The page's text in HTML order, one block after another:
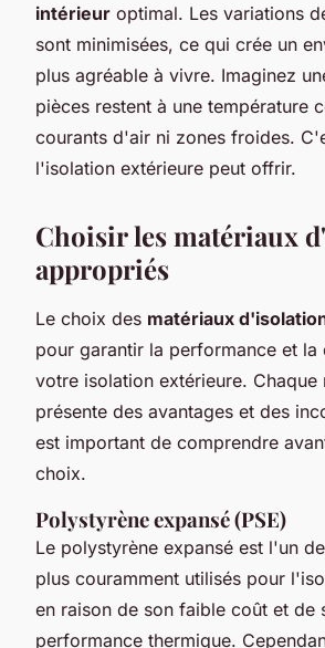
intérieur optimal. Les variations
sont minimisées, ce qui crée un
plus agréable à vivre. Imaginez
pièces restent à une température
courants d'air ni zones froides.
l'isolation extérieure peut offrir.
Choisir les matériaux
appropriés
Le choix des matériaux
pour garantir la performance et la
votre isolation extérieure. Chaque
présente des avantages et des
est important de comprendre
choix.
Polystyrène expansé (PSE)
Le polystyrène expansé est l'un
plus couramment utilisés pour
en raison de son faible coût et de
performance thermique.